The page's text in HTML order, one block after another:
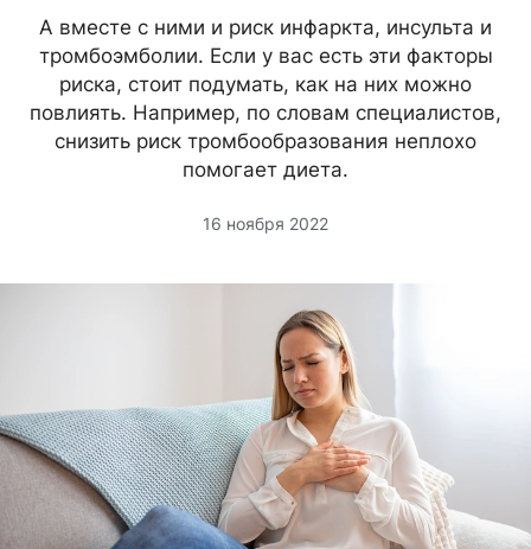
А вместе с ними и риск инфаркта, инсульта и
тромбоэмболии. Если у вас есть эти факторы
риска, стоит подумать, как на них можно
повлиять. Например, по словам специалистов,
снизить риск тромбообразования неплохо
помогает диета.
16 ноября 2022